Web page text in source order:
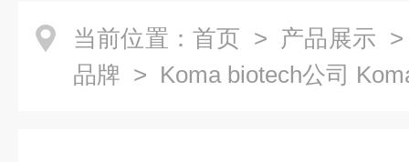
当前位置： 首页 > 产品展示
品牌 > Koma biotech公司